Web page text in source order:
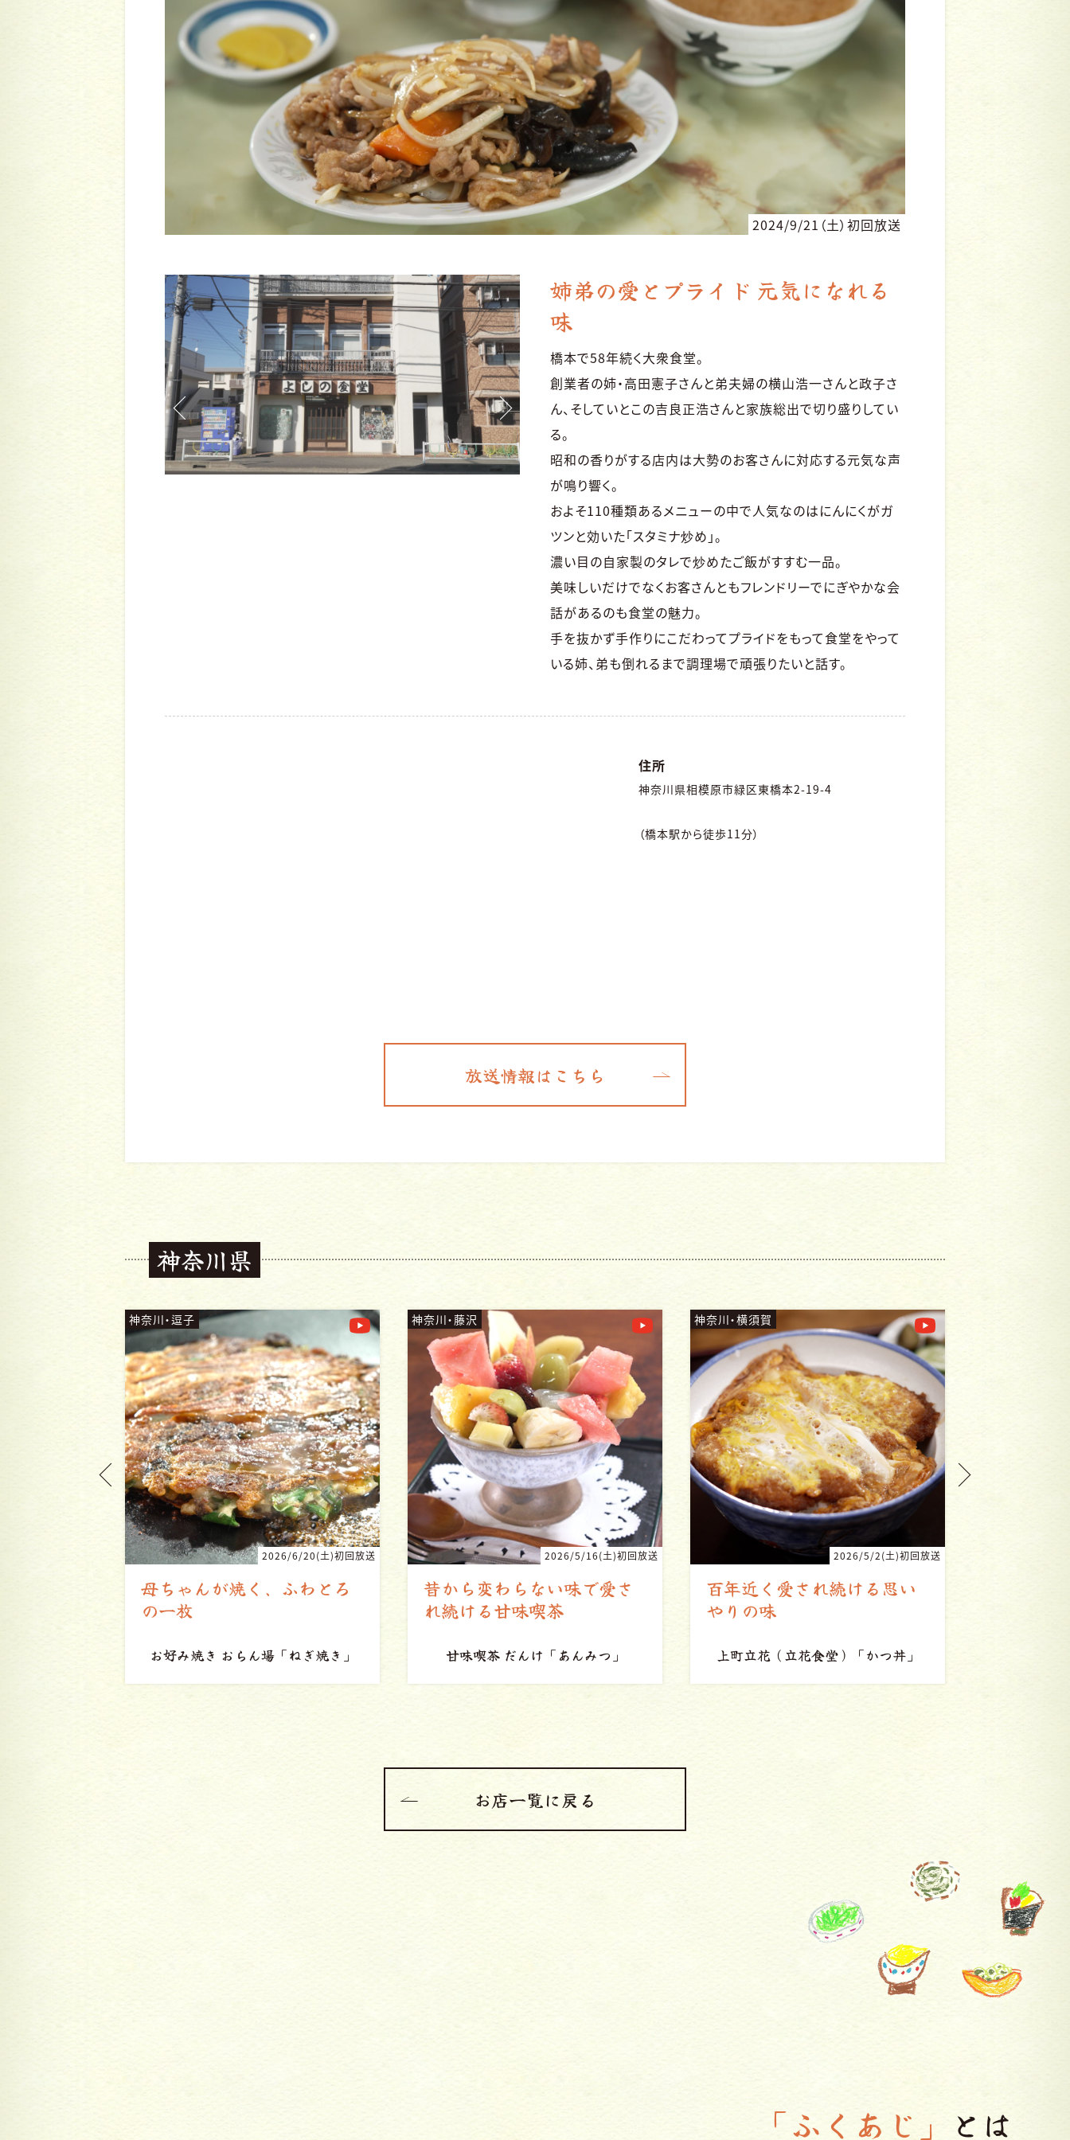
2024/9/21（土）初回放送
姉弟の愛とプライド 元気になれる
味
橋本で58年続く大衆食堂。
創業者の姉・高田憲子さんと弟夫婦の横山浩一さんと政子さ
ん、そしていとこの吉良正浩さんと家族総出で切り盛りしてい
る。
昭和の香りがする店内は大勢のお客さんに対応する元気な声
が鳴り響く。
およそ110種類あるメニューの中で人気なのはにんにくがガ
ツンと効いた「スタミナ炒め」。
濃い目の自家製のタレで炒めたご飯がすすむ一品。
美味しいだけでなくお客さんともフレンドリーでにぎやかな会
話があるのも食堂の魅力。
手を抜かず手作りにこだわってプライドをもって食堂をやって
いる姉、弟も倒れるまで調理場で頑張りたいと話す。
住所
神奈川県相模原市緑区東橋本2-19-4
（橋本駅から徒歩11分）
放送情報はこちら
神奈川県
神奈川・藤沢
2026/5/16(土)初回放送
昔から変わらない味で愛さ
れ続ける甘味喫茶
甘味喫茶 だんけ「あんみつ」
神奈川・横須賀
2026/5/2(土)初回放送
百年近く愛され続ける思い
やりの味
上町立花（立花食堂）「かつ丼」
神奈川・日ノ出町
2026/3/21(土)初回放送
常連客に愛されるワインバ
ー
「ビーフカレー」
お店一覧に戻る
「ふくあじ」 とは